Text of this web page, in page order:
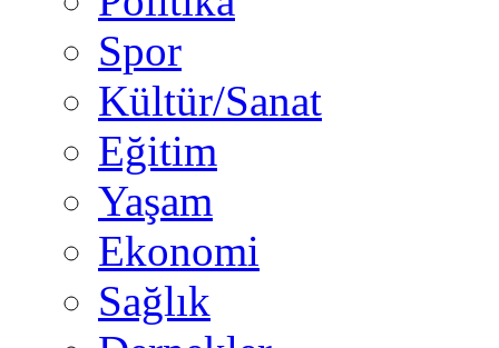
Spor
Kültür/Sanat
Eğitim
Yaşam
Ekonomi
Sağlık